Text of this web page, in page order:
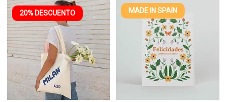
20% DESCUENTO MADE IN SPAIN